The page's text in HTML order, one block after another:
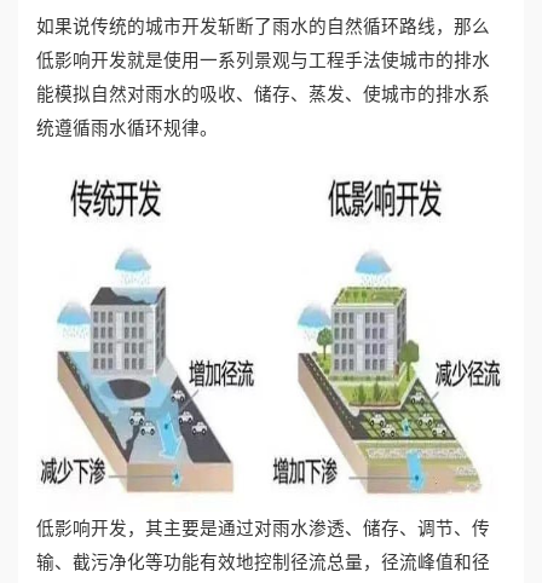
们如果说传统的城市开发斩断了雨水的自然循环路线，那么
低影响开发就是使用一系列景观与工程手法使城市的排水
能模拟自然对雨水的吸收、储存、蒸发、使城市的排水系
统遵循雨水循环规律。
低影响开发，其主要是通过对雨水渗透、储存、调节、传
输、截污净化等功能有效地控制径流总量，径流峰值和径